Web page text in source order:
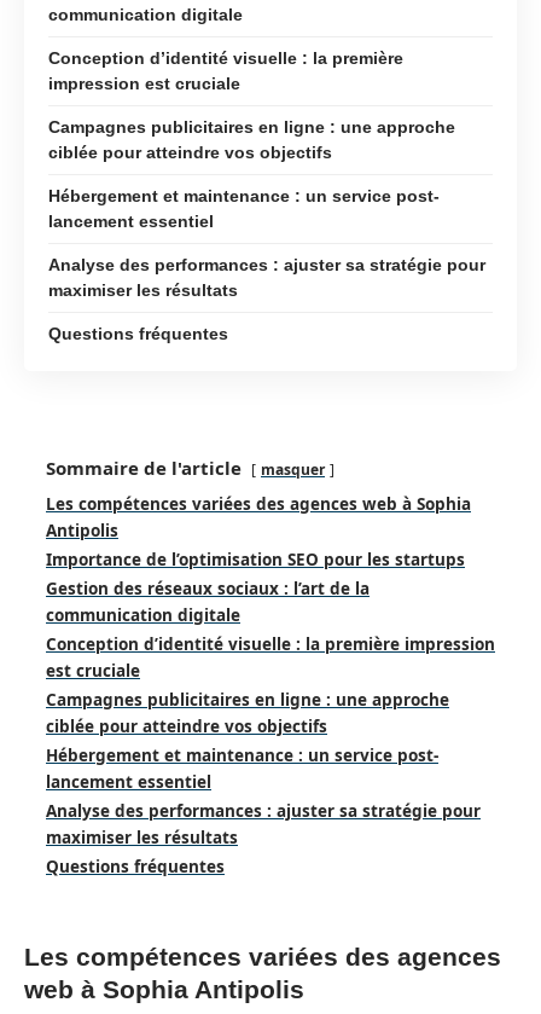
communication digitale
Conception d’identité visuelle : la première
impression est cruciale
Campagnes publicitaires en ligne : une approche
ciblée pour atteindre vos objectifs
Hébergement et maintenance : un service post-
lancement essentiel
Analyse des performances : ajuster sa stratégie pour
maximiser les résultats
Questions fréquentes
Sommaire de l'article masquer
Les compétences variées des agences web à Sophia
Antipolis
Importance de l’optimisation SEO pour les startups
Gestion des réseaux sociaux : l’art de la
communication digitale
Conception d’identité visuelle : la première impression
est cruciale
Campagnes publicitaires en ligne : une approche
ciblée pour atteindre vos objectifs
Hébergement et maintenance : un service post-
lancement essentiel
Analyse des performances : ajuster sa stratégie pour
maximiser les résultats
Questions fréquentes
Les compétences variées des agences
web à Sophia Antipolis